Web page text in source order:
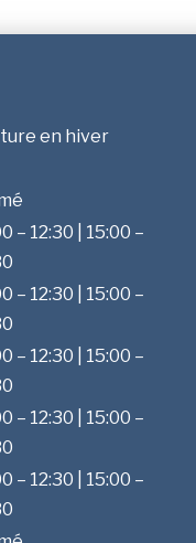
en hiver
– 12:30 | 15:00 –
– 12:30 | 15:00 –
– 12:30 | 15:00 –
– 12:30 | 15:00 –
– 12:30 | 15:00 –